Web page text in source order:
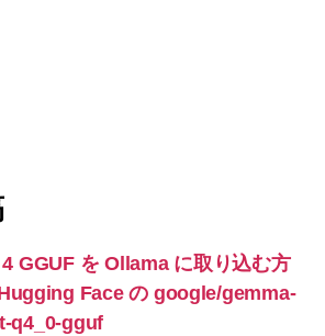
GGUF を Ollama に取り込む方
Face の google/gemma-
q4_0-gguf